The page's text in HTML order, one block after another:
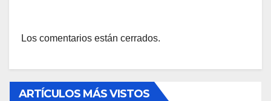
Los comentarios están cerrados.
ARTÍCULOS MÁS VISTOS